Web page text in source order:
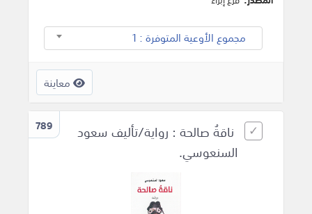
مجموع الأوعية المتوفرة : 1
معاينة
789
ناقةُ صالحة : رواية/تأليف سعود
السنعوسي.